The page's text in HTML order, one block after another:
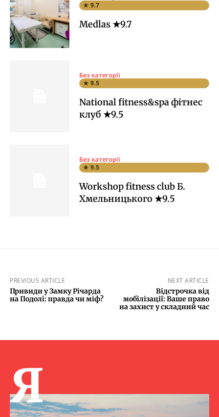
★ 9.7
Medlas ★9.7
Без категорії
★ 9.5
National fitness&spa фітнес
клуб ★9.5
Без категорії
★ 9.5
Workshop fitness club Б.
Хмельницького ★9.5
PREVIOUS ARTICLE
Привиди у Замку Річарда
на Подолі: правда чи міф?
NEXT ARTICLE
Відстрочка від
мобілізації: Ваше право
на захист у складний час
Я